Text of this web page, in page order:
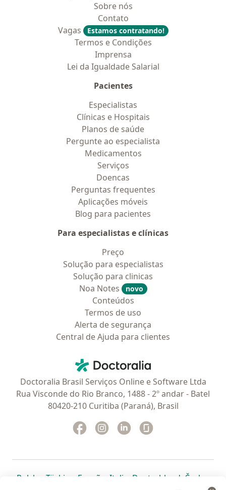
Sobre nós
Contato
Vagas
Estamos contratando!
Termos e Condições
Imprensa
Lei da Igualdade Salarial
Pacientes
Especialistas
Clínicas e Hospitais
Planos de saúde
Pergunte ao especialista
Medicamentos
Serviços
Doencas
Perguntas frequentes
Aplicações móveis
Blog para pacientes
Para especialistas e clínicas
Preço
Solução para especialistas
Solução para clinicas
Noa Notes
novo
Conteúdos
Termos de uso
Alerta de segurança
Central de Ajuda para clientes
Doctoralia - Homepage
Doctoralia Brasil Serviços Online e Software Ltda
Rua Visconde do Rio Branco, 1488 - 2º andar - Batel
80420-210 Curitiba (Paraná), Brasil
Facebook
abre num novo separador
Instagram
abre num novo separador
Linkedin
abre num novo
Polska abre num novo separador
Türkiye abre num novo separador
España abre num novo separador
Italia abre num novo
Deutschlandabre num
Česko